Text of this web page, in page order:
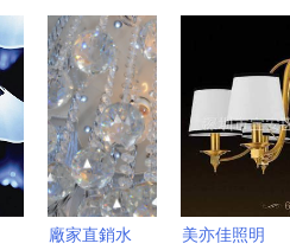
廠家直銷水
美亦佳照明